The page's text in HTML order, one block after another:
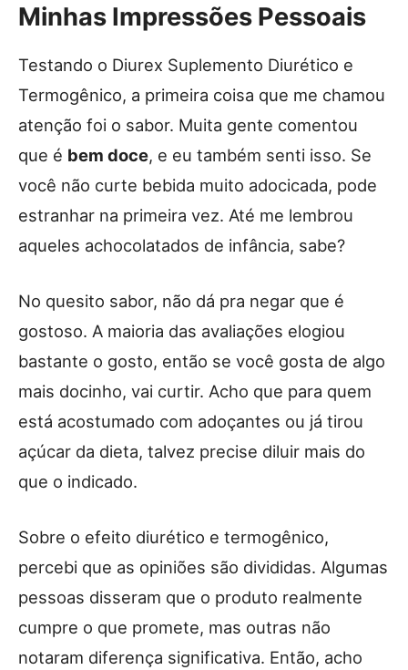
Minhas Impressões Pessoais
Testando o Diurex Suplemento Diurético e
Termogênico, a primeira coisa que me chamou
atenção foi o sabor. Muita gente comentou
que é bem doce, e eu também senti isso. Se
você não curte bebida muito adocicada, pode
estranhar na primeira vez. Até me lembrou
aqueles achocolatados de infância, sabe?
No quesito sabor, não dá pra negar que é
gostoso. A maioria das avaliações elogiou
bastante o gosto, então se você gosta de algo
mais docinho, vai curtir. Acho que para quem
está acostumado com adoçantes ou já tirou
açúcar da dieta, talvez precise diluir mais do
que o indicado.
Sobre o efeito diurético e termogênico,
percebi que as opiniões são divididas. Algumas
pessoas disseram que o produto realmente
cumpre o que promete, mas outras não
notaram diferença significativa. Então, acho